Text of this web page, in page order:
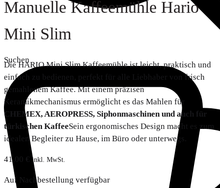
Suchen
Manuelle Kaffeemühle Hario
Mini Slim
Die HARIO Mini Slim Kaffeemühle ist leicht, praktisch und
einfach zu bedienen, perfekt für alle Liebhaber von frisch
gemahlenem Kaffee. Mit einem präzisen
Keramikmechanismus ermöglicht es das Mahlen für
CHEMEX, AEROPRESS, Siphonmaschinen und auch für
türkischen KaffeeSein ergonomisches Design macht es zum
idealen Begleiter zu Hause, im Büro oder unterwegs.
41,00 € inkl. MwSt.
Auf Nachbestellung verfügbar